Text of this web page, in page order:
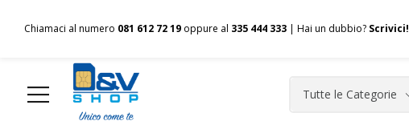
Chiamaci al numero 081 612 72 19 oppure al 335 444 333 | Hai un dubbio? Scrivici!